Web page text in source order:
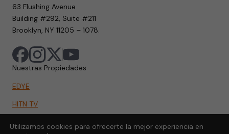
63 Flushing Avenue
Building #292, Suite #211
Brooklyn, NY 11205 – 1078.
Nuestras Propiedades
EDYE
HITN TV
HITN.ORG
Utilizamos cookies para ofrecerte la mejor experiencia en